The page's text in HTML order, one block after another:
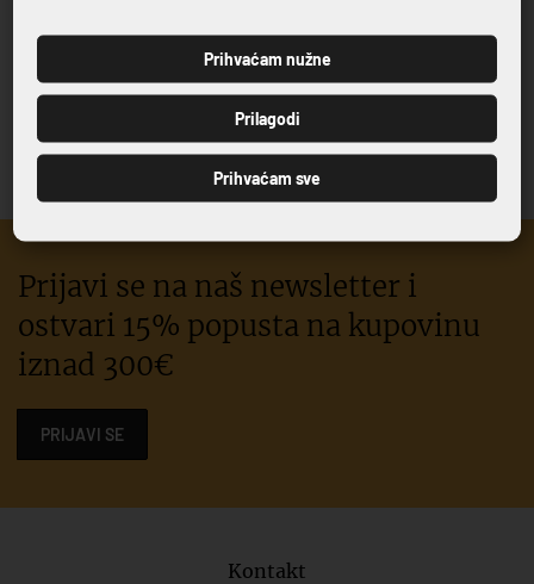
AURA AURA BAR
Prijavi se na naš newsletter i
ostvari 15% popusta na kupovinu
iznad 300€
PRIJAVI SE
Kontakt
PRIJAVI SE
Prihvaćam nužne
Prilagodi
Prihvaćam sve